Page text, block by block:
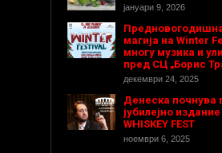
јануари 9, 2026
магија на Winter
многу музика и
пред СЦ „Борис
декември 24, 2025
Денеска почнува
јубилејно издание
WHISKEY FEST
ноември 6, 2025